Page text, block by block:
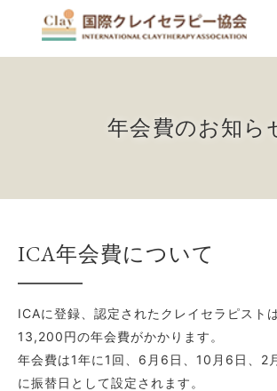
年会費のお知ら
ICA年会費について
ICAに登録、認定されたクレイセラピスト
13,200円の年会費がかかります。
年会費は1年に1回、6月6日、10月6日、2
に振替日として設定されます。